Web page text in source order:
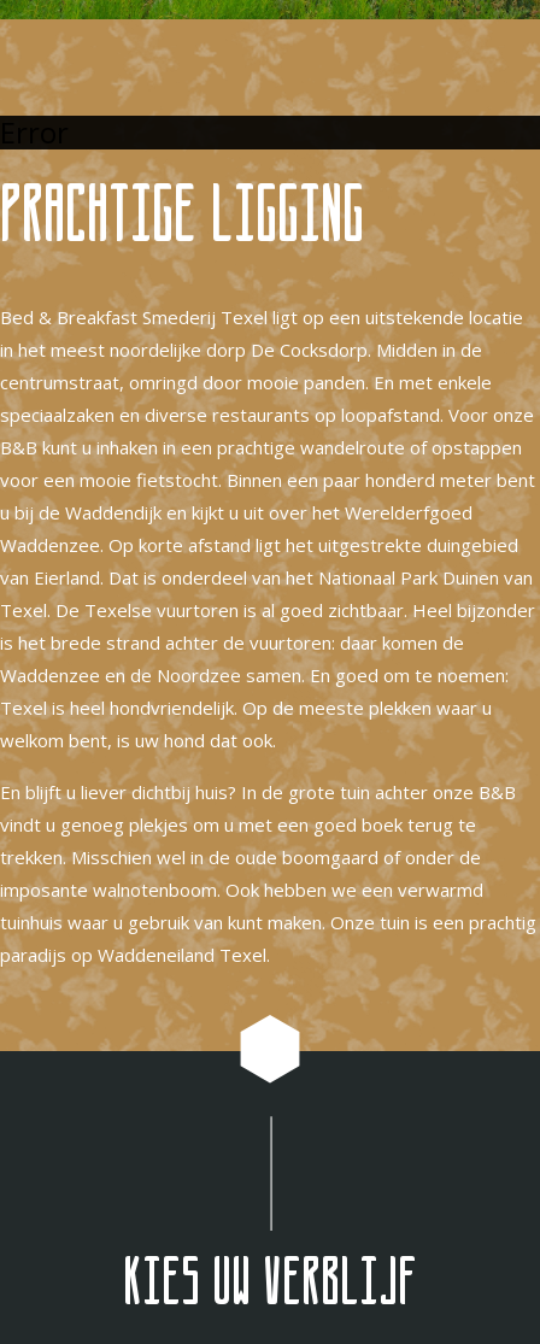
Prachtige ligging
Bed & Breakfast Smederij Texel ligt op een uitstekende locatie
in het meest noordelijke dorp De Cocksdorp. Midden in de
centrumstraat, omringd door mooie panden. En met enkele
speciaalzaken en diverse restaurants op loopafstand. Voor onze
B&B kunt u inhaken in een prachtige wandelroute of opstappen
voor een mooie fietstocht. Binnen een paar honderd meter bent
u bij de Waddendijk en kijkt u uit over het Werelderfgoed
Waddenzee. Op korte afstand ligt het uitgestrekte duingebied
van Eierland. Dat is onderdeel van het Nationaal Park Duinen van
Texel. De Texelse vuurtoren is al goed zichtbaar. Heel bijzonder
is het brede strand achter de vuurtoren: daar komen de
Waddenzee en de Noordzee samen. En goed om te noemen:
Texel is heel hondvriendelijk. Op de meeste plekken waar u
welkom bent, is uw hond dat ook.
En blijft u liever dichtbij huis? In de grote tuin achter onze B&B
vindt u genoeg plekjes om u met een goed boek terug te
trekken. Misschien wel in de oude boomgaard of onder de
imposante walnotenboom. Ook hebben we een verwarmd
tuinhuis waar u gebruik van kunt maken. Onze tuin is een prachtig
paradijs op Waddeneiland Texel.
Kies uw verblijf